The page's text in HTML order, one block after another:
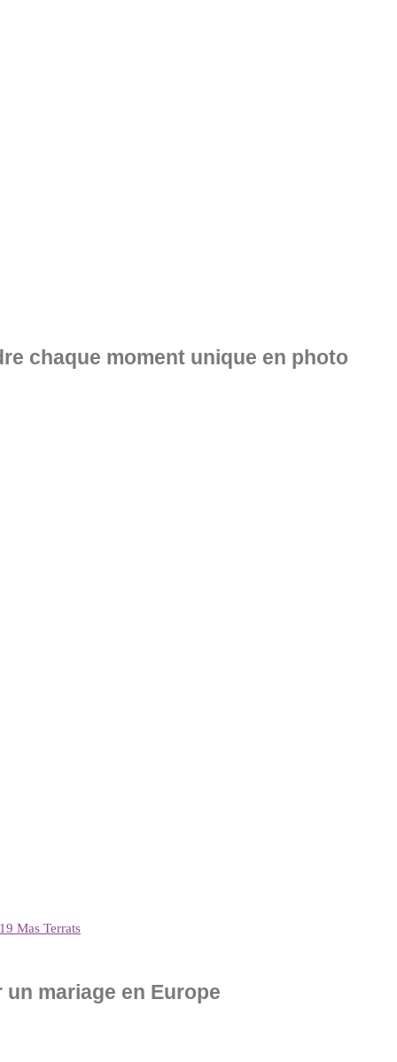
chaque moment unique en photo
Mas Terrats
mariage en Europe